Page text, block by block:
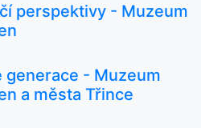
perspektivy - Muzeum
generace - Muzeum
a města Třince